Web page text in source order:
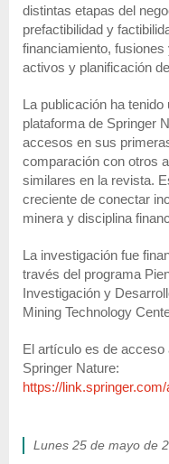
distintas etapas del
prefactibilidad y
financiamiento,
activos y planificación
La publicación ha
plataforma de Springer
accesos en sus
comparación con otros
similares en la revista.
creciente de conectar
minera y disciplina
La investigación fue
través del programa
Investigación y
Mining Technology
El artículo es de
Springer Nature:
https://
lunes 25 de mayo de